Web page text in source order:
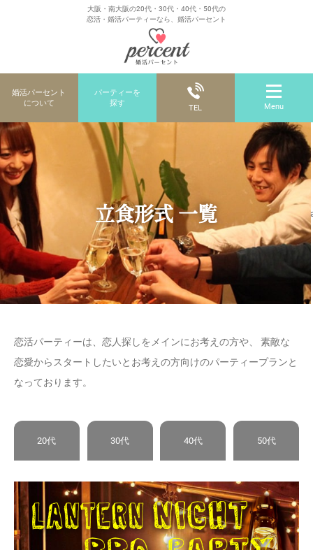
大阪・南大阪の20代・30代・40代・50代の
恋活・婚活パーティーなら、婚活パーセント
婚活パーセント
について
パーティーを
探す
TEL Menu
立食形式 一覧
恋活パーティーは、恋人探しをメインにお考えの方や、 素敵な
恋愛からスタートしたいとお考えの方向けのパーティープランと
なっております。
20代 30代 40代 50代